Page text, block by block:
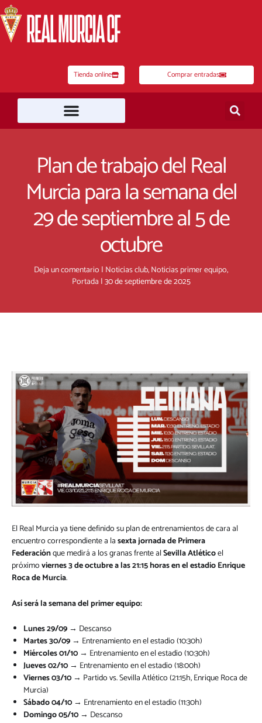
al
contenido
Tienda online Comprar entradas
Plan de trabajo del Real
Murcia para la semana del
29 de septiembre al 5 de
octubre
Deja un comentario | Noticias club,Noticias primer equipo,
Portada |30 de septiembre de 2025
El Real Murcia ya tiene definido su plan de entrenamientos de cara al
encuentro correspondiente a lasexta jornada de Primera
Federaciónque medirá a los granas frente alSevilla Atléticoel
próximoviernes 3 de octubre a las 21:15 horas en el estadio Enrique
Roca de Murcia.
Así será la semana del primer equipo:
Lunes 29/09 → Descanso
Martes 30/09 → Entrenamiento en el estadio (10:30h)
Miércoles 01/10 → Entrenamiento en el estadio (10:30h)
Jueves 02/10 → Entrenamiento en el estadio (18:00h)
Viernes 03/10 → Partido vs. Sevilla Atlético (21:15h, Enrique Roca de
Murcia)
Sábado 04/10 → Entrenamiento en el estadio (11:30h)
Domingo 05/10 → Descanso